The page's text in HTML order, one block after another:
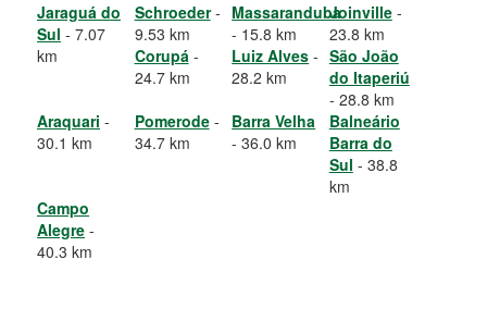
Jaraguá do
Sul - 7.07
km
Schroeder-
9.53 km
Massaranduba
- 15.8 km
Joinville-
23.8 km
Corupá-
24.7 km
Luiz Alves -
28.2 km
São João
do Itaperiú
- 28.8 km
Araquari -
30.1 km
Pomerode-
34.7 km
Barra Velha
- 36.0 km
Balneário
Barra do
Sul - 38.8
km
Campo
Alegre -
40.3 km